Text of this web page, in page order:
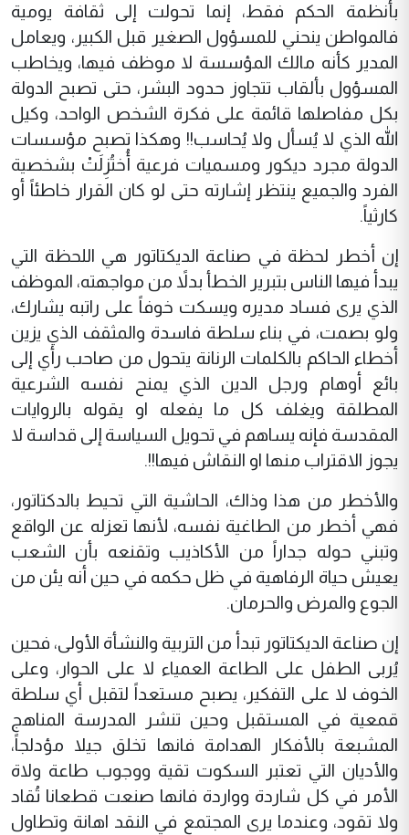
بأنظمة الحكم فقط، إنما تحولت إلى ثقافة يومية
فالمواطن ينحني للمسؤول الصغير قبل الكبير، ويعامل
المدير كأنه مالك المؤسسة لا موظف فيها، ويخاطب
المسؤول بألقاب تتجاوز حدود البشر، حتى تصبح الدولة
بكل مفاصلها قائمة على فكرة الشخص الواحد، وكيل
الله الذي لا يُسأل ولا يُحاسب!! وهكذا تصبح مؤسسات
الدولة مجرد ديكور ومسميات فرعية أُختُزِلَتْ بشخصية
الفرد والجميع ينتظر إشارته حتى لو كان القرار خاطئاً أو
كارثياً.
إن أخطر لحظة في صناعة الديكتاتور هي اللحظة التي
يبدأ فيها الناس بتبرير الخطأ بدلاً من مواجهته، الموظف
الذي يرى فساد مديره ويسكت خوفاً على راتبه يشارك،
ولو بصمت، في بناء سلطة فاسدة والمثقف الذي يزين
أخطاء الحاكم بالكلمات الرنانة يتحول من صاحب رأي إلى
بائع أوهام ورجل الدين الذي يمنح نفسه الشرعية
المطلقة ويغلف كل ما يفعله او يقوله بالروايات
المقدسة فإنه يساهم في تحويل السياسة إلى قداسة لا
يجوز الاقتراب منها او النقاش فيها!!.
والأخطر من هذا وذاك، الحاشية التي تحيط بالدكتاتور،
فهي أخطر من الطاغية نفسه، لأنها تعزله عن الواقع
وتبني حوله جداراً من الأكاذيب وتقنعه بأن الشعب
يعيش حياة الرفاهية في ظل حكمه في حين أنه يئن من
الجوع والمرض والحرمان.
إن صناعة الديكتاتور تبدأ من التربية والنشأة الأولى، فحين
يُربى الطفل على الطاعة العمياء لا على الحوار، وعلى
الخوف لا على التفكير، يصبح مستعداً لتقبل أي سلطة
قمعية في المستقبل وحين تنشر المدرسة المناهج
المشبعة بالأفكار الهدامة فانها تخلق جيلا مؤدلجاً،
والأديان التي تعتبر السكوت تقية ووجوب طاعة ولاة
الأمر في كل شاردة وواردة فانها صنعت قطعانا تُقاد
ولا تقود، وعندما يرى المجتمع في النقد اهانة وتطاول